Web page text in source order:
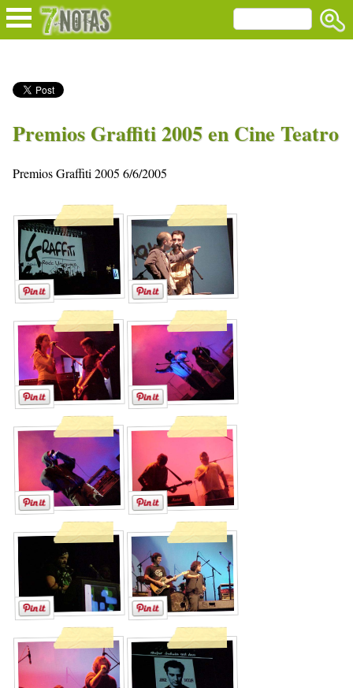
Premios Graffiti 2005 en Cine Teatro
Premios Graffiti 2005 6/6/2005